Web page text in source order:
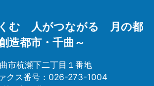
む 人がつながる 月の都
造都市・千曲～
市杭瀬下二丁目１番地
クス番号：026-273-1004